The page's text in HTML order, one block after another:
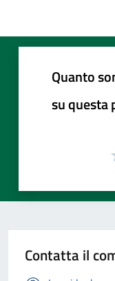
Quanto
su questa
Contatta il